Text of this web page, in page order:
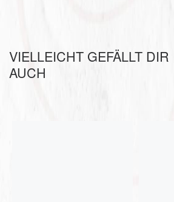
VIELLEICHT GEFÄLLT DIR
AUCH